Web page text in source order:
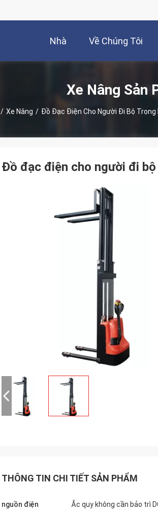
Nhà Về Chúng Tôi
Xe Nâng Sản
/ Xe Nâng / Đồ Đạc Điện Cho Người Đi Bộ
Đồ đạc điện cho người đi
THÔNG TIN CHI TIẾT SẢN PHẨM
nguồn điện Ắc quy không cần bảo trì